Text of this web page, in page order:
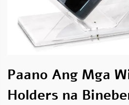
Paano Ang Mga
Holders na